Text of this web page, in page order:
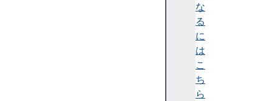
な
る
に
は
こ
ち
ら